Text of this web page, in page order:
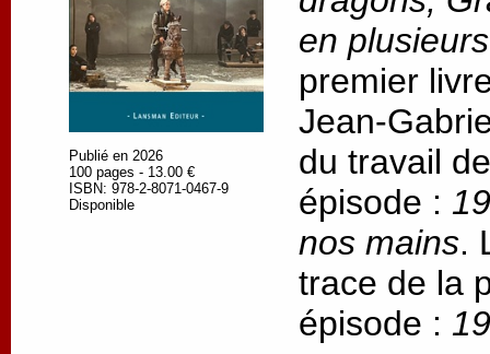
Publié en 2026
100 pages - 13.00 €
ISBN: 978-2-8071-0467-9
Disponible
en
premier
Jean-
du travail
épisode :
nos mains.
trace de la
épisode :